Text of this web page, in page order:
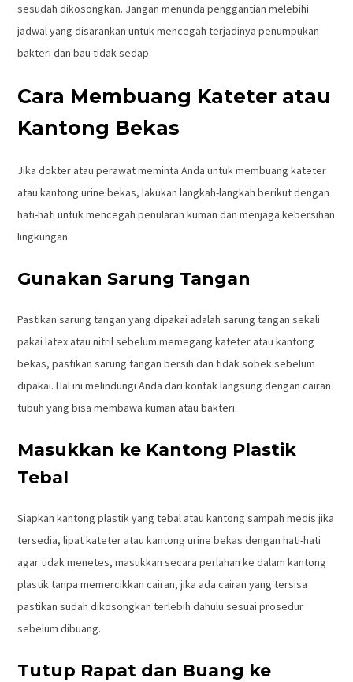
sesudah dikosongkan. Jangan menunda penggantian melebihi
jadwal yang disarankan untuk mencegah terjadinya penumpukan
bakteri dan bau tidak sedap.
Cara Membuang Kateter atau
Kantong Bekas
Jika dokter atau perawat meminta Anda untuk membuang kateter
atau kantong urine bekas, lakukan langkah-langkah berikut dengan
hati-hati untuk mencegah penularan kuman dan menjaga kebersihan
lingkungan.
Gunakan Sarung Tangan
Pastikan sarung tangan yang dipakai adalah sarung tangan sekali
pakai latex atau nitril sebelum memegang kateter atau kantong
bekas, pastikan sarung tangan bersih dan tidak sobek sebelum
dipakai. Hal ini melindungi Anda dari kontak langsung dengan cairan
tubuh yang bisa membawa kuman atau bakteri.
Masukkan ke Kantong Plastik
Tebal
Siapkan kantong plastik yang tebal atau kantong sampah medis jika
tersedia, lipat kateter atau kantong urine bekas dengan hati-hati
agar tidak menetes, masukkan secara perlahan ke dalam kantong
plastik tanpa memercikkan cairan, jika ada cairan yang tersisa
pastikan sudah dikosongkan terlebih dahulu sesuai prosedur
sebelum dibuang.
Tutup Rapat dan Buang ke